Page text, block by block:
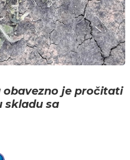
je pročitati
skladu sa